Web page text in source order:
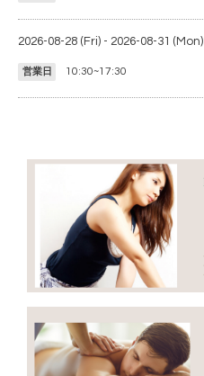
2026-08-28 (Fri) - 2026-08-31 (Mon)
営業日 10:30~17:30